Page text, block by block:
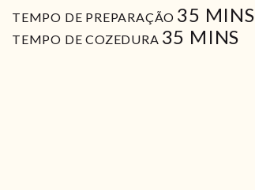
TEMPO DE PREPARAÇÃO 35 MIN
MINS
TEMPO DE COZEDURA 35 MIN
MINS